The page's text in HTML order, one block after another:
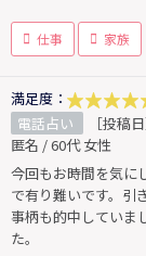
仕事 家族
満足度：
電話占い
［投稿
匿名 / 60代 女性
今回もお時間を気に
で有り難いです。引
事柄も的中していま
た。